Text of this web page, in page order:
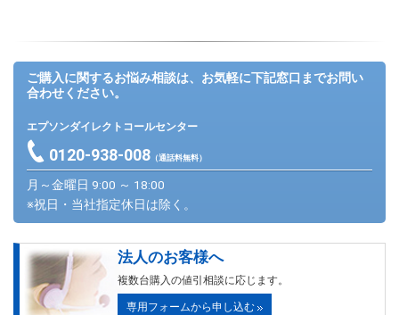
ご購入に関するお悩み相談は、お気軽に下記窓口までお問い
合わせください。
エプソンダイレクトコールセンター
0120-938-008（通話料無料）
月～金曜日 9:00 ～ 18:00
※祝日・当社指定休日は除く。
法人のお客様へ
複数台購入の値引相談に応じます。
専用フォームから申し込む